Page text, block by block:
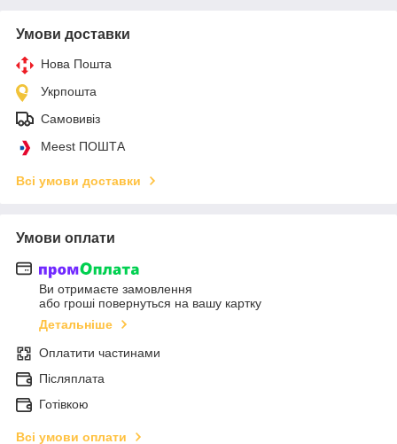
Умови доставки
Нова Пошта
Укрпошта
Самовивіз
Meest ПОШТА
Всі умови доставки
Умови оплати
Ви отримаєте замовлення
або гроші повернуться на вашу картку
Детальніше
Оплатити частинами
Післяплата
Готівкою
Всі умови оплати